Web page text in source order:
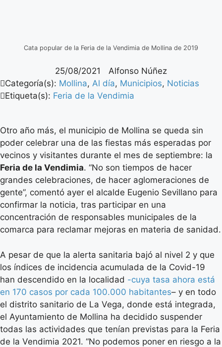
Cata popular de la Feria de la Vendimia de Mollina de 2019
25/08/2021
Alfonso Núñez
Categoría(s): Mollina, Al día, Municipios, Noticias
Etiqueta(s): Feria de la Vendimia
Otro año más, el municipio de Mollina se queda sin
poder celebrar una de las fiestas más esperadas por
vecinos y visitantes durante el mes de septiembre: la
Feria de la Vendimia. “No son tiempos de hacer
grandes celebraciones, de hacer aglomeraciones de
gente”, comentó ayer el alcalde Eugenio Sevillano para
confirmar la noticia, tras participar en una
concentración de responsables municipales de la
comarca para reclamar mejoras en materia de sanidad.
A pesar de que la alerta sanitaria bajó al nivel 2 y que
los índices de incidencia acumulada de la Covid-19
han descendido en la localidad -cuya tasa ahora está
en 170 casos por cada 100.000 habitantes– y en todo
el distrito sanitario de La Vega, donde está integrada,
el Ayuntamiento de Mollina ha decidido suspender
todas las actividades que tenían previstas para la Feria
de la Vendimia 2021. “No podemos poner en riesgo a la